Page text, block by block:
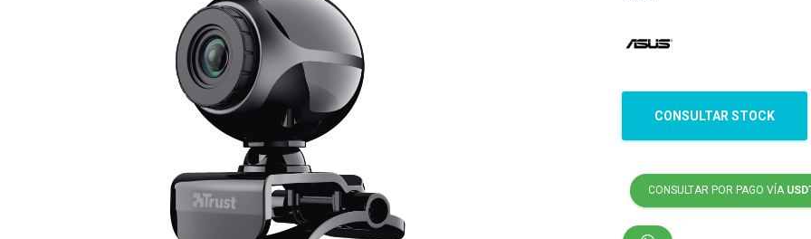
CONSULTAR STOCK
CONSULTAR POR PAGO VÍA